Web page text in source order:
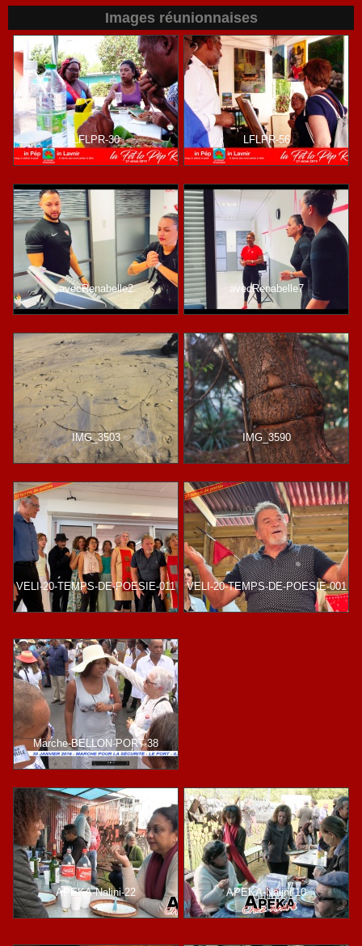
Images réunionnaises
LFLPR-30 LFLPR-56
avecRenabelle2 avecRenabelle7
IMG_3503 IMG_3590
VELI-20-TEMPS-DE-POESIE-011 VELI-20-TEMPS-DE-POESIE-001
Marche-BELLON-PORT-38
APEKA-Nalini-22 APEKA-Nalini-10